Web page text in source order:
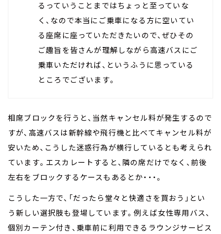
るっていうことまではちょっと至っていな
く、なので本当にご乗車になる方に空いてい
る座席に座っていただきたいので、ぜひその
ご趣旨を皆さんが理解しながら高速バスにご
乗車いただければ、というふうに思っている
ところでございます。
相席ブロックを行うと、当然キャンセル料が発生するので
すが、高速バスは新幹線や飛行機と比べてキャンセル料が
安いため、こうした迷惑行為が横行しているとも考えられ
ています。エスカレートすると、隣の席だけでなく、前後
左右をブロックするケースもあるとか・・・。
こうした一方で、「だったら堂々と快適さを買おう」とい
う新しい選択肢も登場しています。例えば女性専用バス、
個別カーテン付き、乗車前に利用できるラウンジサービス